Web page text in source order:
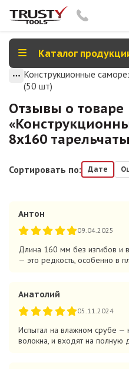
Каталог
Конструкционные
(50 шт)
Отзывы о товаре
«
8х160
Сортировать по: Дате
Антон
09.04.2025
Длина 160 мм без изгибов и
— это редкость, особенно в
Анатолий
05.11.2024
Испытал на влажном срубе —
волокна, и входят на полную